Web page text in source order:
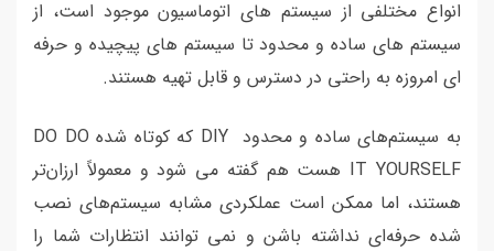
انواع مختلفی از سیستم های اتوماسیون موجود است، از
سیستم های ساده و محدود تا سیستم های پیچیده و حرفه
ای امروزه به راحتی در دسترس و قابل تهیه هستند.
به سیستم‌های ساده و محدود DIY که کوتاه شده DO DO
IT YOURSELF هست هم گفته می شود و معمولاً ارزان‌تر
هستند، اما ممکن است عملکردی مشابه سیستم‌های نصب
شده حرفه‌ای نداشته باشن و نمی توانند انتظارات شما را